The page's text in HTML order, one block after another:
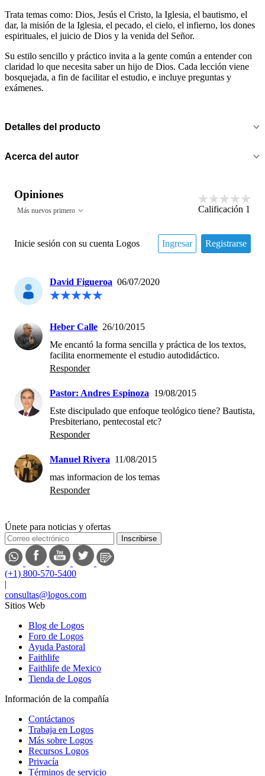
Trata temas como: Dios, Jesús el Cristo, la Iglesia, el bautismo, el
dar, la misión de la Iglesia, el pecado, el cielo, el infierno, los dones
espirituales, el juicio de Dios y la venida del Señor.
Su estilo sencillo y práctico invita a la gente común a entender con
claridad lo que necesita saber un hijo de Dios. Cada lección viene
bosquejada, a fin de facilitar el estudio, e incluye preguntas y
exámenes.
Detalles del producto
Acerca del autor
Opiniones
Más nuevos primero Calificación 1
Inicie sesión con su cuenta Logos Ingresar Registrarse
David Figueroa 06/07/2020
Heber Calle 26/10/2015
Me encantó la forma sencilla y práctica de los textos,
facilita enormemente el estudio autodidáctico.
Responder
Pastor: Andres Espinoza 19/08/2015
Este discipulado que enfoque teológico tiene? Bautista,
Presbiteriano, pentecostal etc?
Responder
Manuel Rivera 11/08/2015
mas informacion de los temas
Responder
Únete para noticias y ofertas
Inscribirse
(+1) 800-570-5400
|
consultas@logos.com
Sitios Web
Blog de Logos
Foro de Logos
Ayuda Pastoral
Faithlife
Faithlife de Mexico
Tienda de Logos
Información de la compañía
Contáctanos
Trabaja en Logos
Más sobre Logos
Recursos Logos
Privacía
Términos de servicio